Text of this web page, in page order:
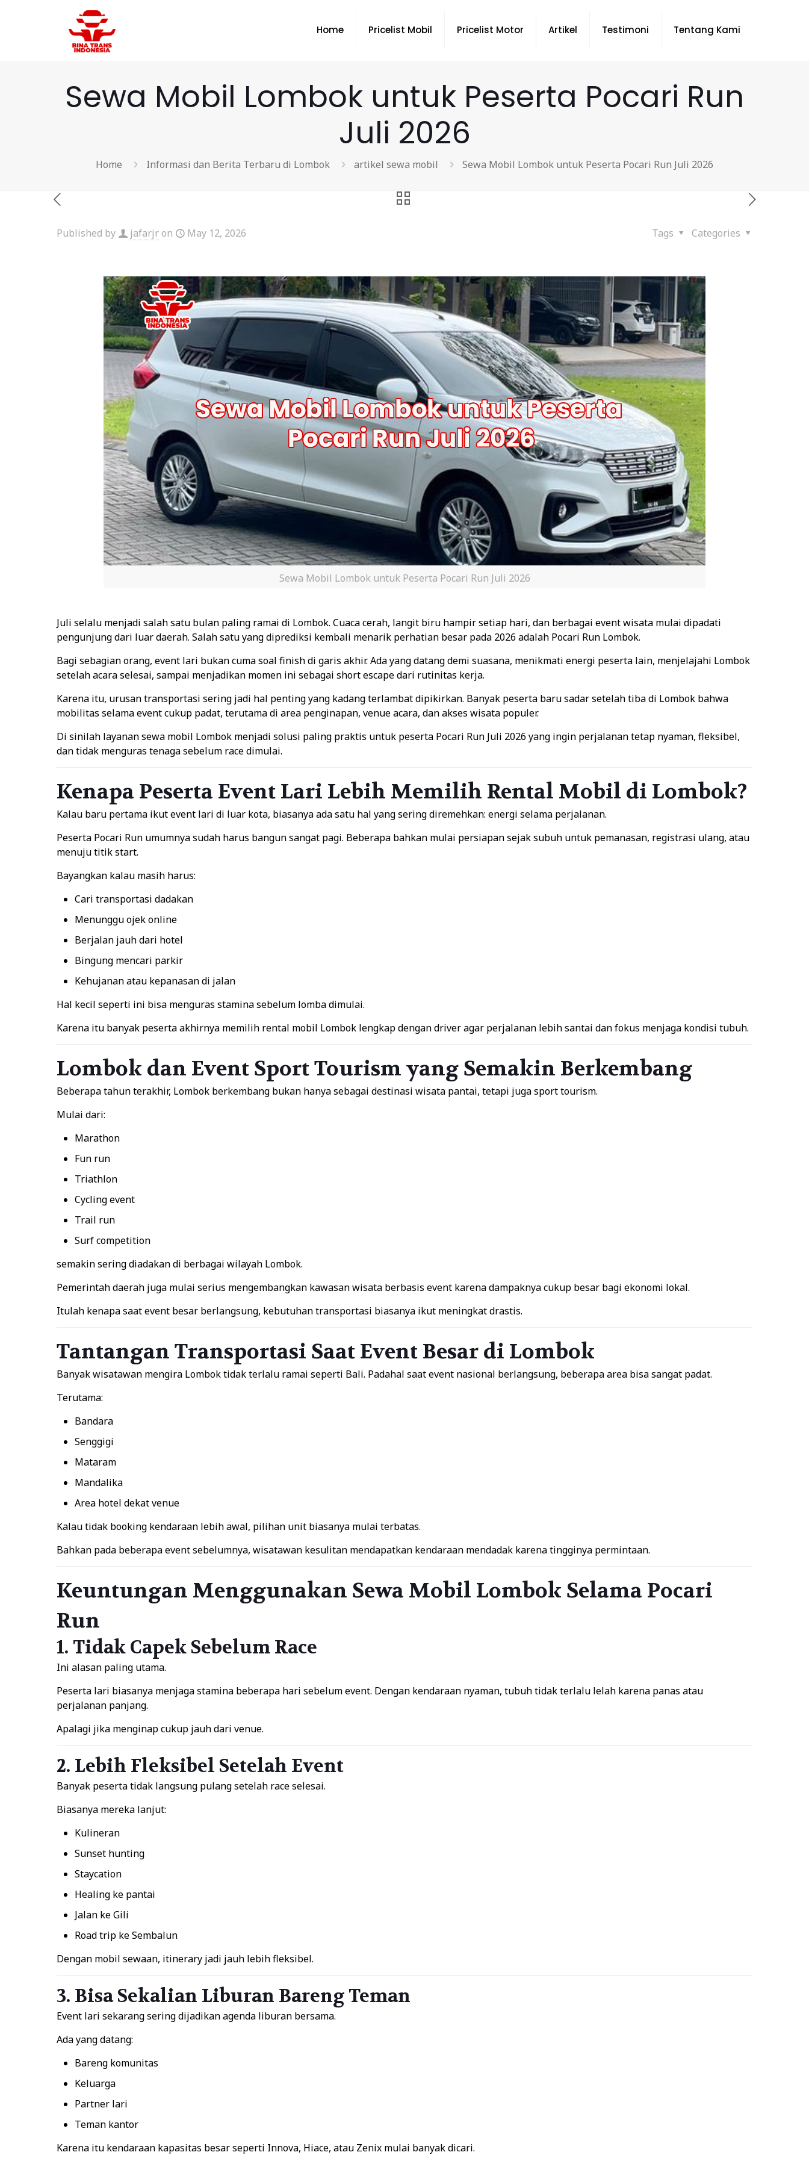
Home Pricelist Mobil Pricelist Motor Artikel Testimoni Tentang Kami
Sewa Mobil Lombok untuk Peserta Pocari Run
Juli 2026
Home Informasi dan Berita Terbaru di Lombok artikel sewa mobil Sewa Mobil Lombok untuk Peserta Pocari Run Juli 2026
Published by jafarjron May 12, 2026 Categories
Tags
Sewa Mobil Lombok untuk Peserta Pocari Run Juli 2026
Juli selalu menjadi salah satu bulan paling ramai di Lombok. Cuaca cerah, langit biru hampir setiap hari, dan berbagai event wisata mulai dipadati
pengunjung dari luar daerah. Salah satu yang diprediksi kembali menarik perhatian besar pada 2026 adalah Pocari Run Lombok.
Bagi sebagian orang, event lari bukan cuma soal finish di garis akhir. Ada yang datang demi suasana, menikmati energi peserta lain, menjelajahi Lombok
setelah acara selesai, sampai menjadikan momen ini sebagai short escape dari rutinitas kerja.
Karena itu, urusan transportasi sering jadi hal penting yang kadang terlambat dipikirkan. Banyak peserta baru sadar setelah tiba di Lombok bahwa
mobilitas selama event cukup padat, terutama di area penginapan, venue acara, dan akses wisata populer.
Di sinilah layanan sewa mobil Lombok menjadi solusi paling praktis untuk peserta Pocari Run Juli 2026 yang ingin perjalanan tetap nyaman, fleksibel,
dan tidak menguras tenaga sebelum race dimulai.
Kenapa Peserta Event Lari Lebih Memilih Rental Mobil di Lombok?
Kalau baru pertama ikut event lari di luar kota, biasanya ada satu hal yang sering diremehkan: energi selama perjalanan.
Peserta Pocari Run umumnya sudah harus bangun sangat pagi. Beberapa bahkan mulai persiapan sejak subuh untuk pemanasan, registrasi ulang, atau
menuju titik start.
Bayangkan kalau masih harus:
Cari transportasi dadakan
Menunggu ojek online
Berjalan jauh dari hotel
Bingung mencari parkir
Kehujanan atau kepanasan di jalan
Hal kecil seperti ini bisa menguras stamina sebelum lomba dimulai.
Karena itu banyak peserta akhirnya memilih rental mobil Lomboklengkap dengan driver agar perjalanan lebih santai dan fokus menjaga kondisi tubuh.
Lombok dan Event Sport Tourism yang Semakin Berkembang
Beberapa tahun terakhir, Lombok berkembang bukan hanya sebagai destinasi wisata pantai, tetapi juga sport tourism.
Mulai dari:
Marathon
Fun run
Triathlon
Cycling event
Trail run
Surf competition
semakin sering diadakan di berbagai wilayah Lombok.
Pemerintah daerah juga mulai serius mengembangkan kawasan wisata berbasis event karena dampaknya cukup besar bagi ekonomi lokal.
Itulah kenapa saat event besar berlangsung, kebutuhan transportasi biasanya ikut meningkat drastis.
Tantangan Transportasi Saat Event Besar di Lombok
Banyak wisatawan mengira Lombok tidak terlalu ramai seperti Bali. Padahal saat event nasional berlangsung, beberapa area bisa sangat padat.
Terutama:
Bandara
Senggigi
Mataram
Mandalika
Area hotel dekat venue
Kalau tidak booking kendaraan lebih awal, pilihan unit biasanya mulai terbatas.
Bahkan pada beberapa event sebelumnya, wisatawan kesulitan mendapatkan kendaraan mendadak karena tingginya permintaan.
Keuntungan Menggunakan Sewa Mobil Lombok Selama Pocari
Run
1. Tidak Capek Sebelum Race
Ini alasan paling utama.
Peserta lari biasanya menjaga stamina beberapa hari sebelum event. Dengan kendaraan nyaman, tubuh tidak terlalu lelah karena panas atau
perjalanan panjang.
Apalagi jika menginap cukup jauh dari venue.
2. Lebih Fleksibel Setelah Event
Banyak peserta tidak langsung pulang setelah race selesai.
Biasanya mereka lanjut:
Kulineran
Sunset hunting
Staycation
Healing ke pantai
Jalan ke Gili
Road trip ke Sembalun
Dengan mobil sewaan, itinerary jadi jauh lebih fleksibel.
3. Bisa Sekalian Liburan Bareng Teman
Event lari sekarang sering dijadikan agenda liburan bersama.
Ada yang datang:
Bareng komunitas
Keluarga
Partner lari
Teman kantor
Karena itu kendaraan kapasitas besar seperti Innova, Hiace, atau Zenix mulai banyak dicari.